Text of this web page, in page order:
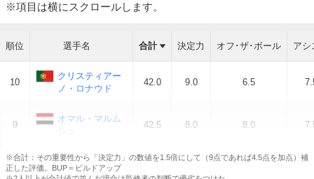
※項目は横にスクロールします。
順位 選手名 合計
10
クリスティアー
ノ・ロナウド
42.0
9
オマル・マルム
シュ
42.5
順位 選手名 合計 決定力 オフ･ザ･ボール アシ
10
クリスティアー
ノ・ロナウド
42.0 9.0 6.5
9
オマル・マルム
シュ
42.5 8.0 8.0
※合計：その重要性から「決定力」の数値を1.5倍にして（9点であれば4.5点を加点）補
正した評価。BUP＝ビルドアップ